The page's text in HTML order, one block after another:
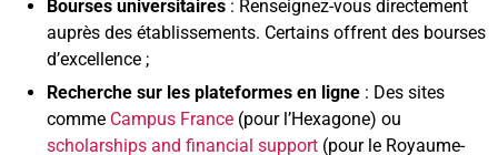
Bourses universitaires : Renseignez-vous directement
auprès des établissements. Certains offrent des bourses
d’excellence ;
Recherche sur les plateformes en ligne : Des sites
comme Campus France (pour l’Hexagone) ou
scholarships and financial support (pour le Royaume-